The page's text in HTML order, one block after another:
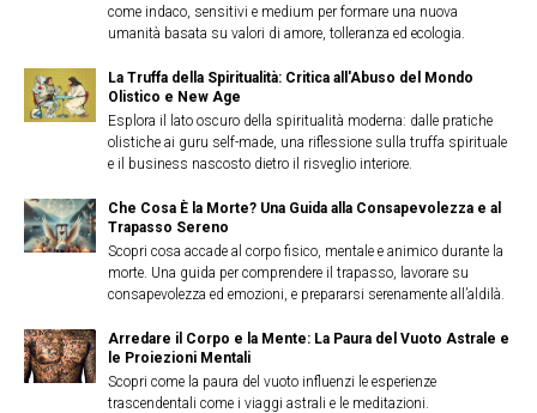
come indaco, sensitivi e medium per formare una nuova
umanità basata su valori di amore, tolleranza ed ecologia.
La Truffa della Spiritualità: Critica all'Abuso del Mondo
Olistico e New Age
Esplora il lato oscuro della spiritualità moderna: dalle pratiche
olistiche ai guru self-made, una riflessione sulla truffa spirituale
e il business nascosto dietro il risveglio interiore.
Che Cosa È la Morte? Una Guida alla Consapevolezza e al
Trapasso Sereno
Scopri cosa accade al corpo fisico, mentale e animico durante la
morte. Una guida per comprendere il trapasso, lavorare su
consapevolezza ed emozioni, e prepararsi serenamente all’aldilà.
Arredare il Corpo e la Mente: La Paura del Vuoto Astrale e
le Proiezioni Mentali
Scopri come la paura del vuoto influenzi le esperienze
trascendentali come i viaggi astrali e le meditazioni.